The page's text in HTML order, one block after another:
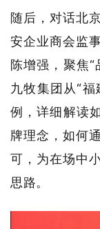
随后，对话北
安企业商会监
陈增强，聚焦
九牧集团从“福
例，详细解读
牌理念，如何
可，为在场中
思路。